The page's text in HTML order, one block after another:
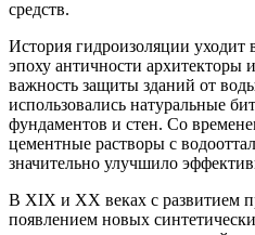
средств.
История гидроизоляции уходит
эпоху античности архитекторы
важность защиты зданий от
использовались натуральные
фундаментов и стен. Со
цементные растворы с
значительно улучшило
В XIX и XX веках с развитием
появлением новых